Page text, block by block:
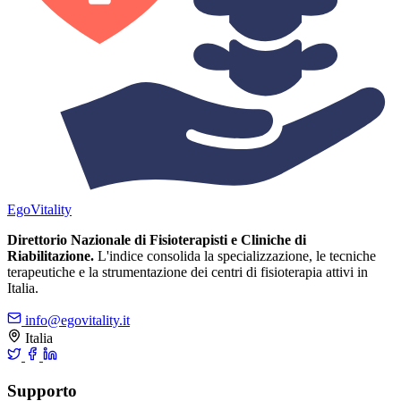
EgoVitality
Direttorio Nazionale di Fisioterapisti e Cliniche di
Riabilitazione. L'indice consolida la specializzazione, le tecniche
terapeutiche e la strumentazione dei centri di fisioterapia attivi in
Italia.
info@egovitality.it
Italia
Supporto